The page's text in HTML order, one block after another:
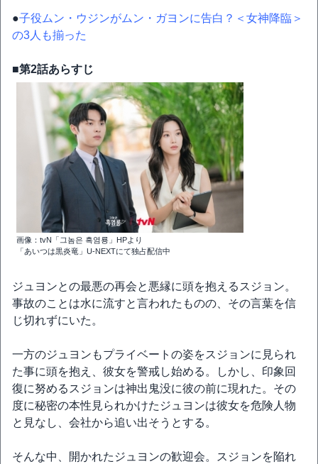
●子役ムン・ウジンがムン・ガヨンに告白？＜女神降臨＞
の3人も揃った
■第2話あらすじ
画像：tvN「그놈은 흑염룡」HPより
「あいつは黒炎竜」U-NEXTにて独占配信中
ジュヨンとの最悪の再会と悪縁に頭を抱えるスジョン。
事故のことは水に流すと言われたものの、その言葉を信
じ切れずにいた。
一方のジュヨンもプライベートの姿をスジョンに見られ
た事に頭を抱え、彼女を警戒し始める。しかし、印象回
復に努めるスジョンは神出鬼没に彼の前に現れた。その
度に秘密の本性見られかけたジュヨンは彼女を危険人物
と見なし、会社から追い出そうとする。
そんな中、開かれたジュヨンの歓迎会。スジョンを陥れ